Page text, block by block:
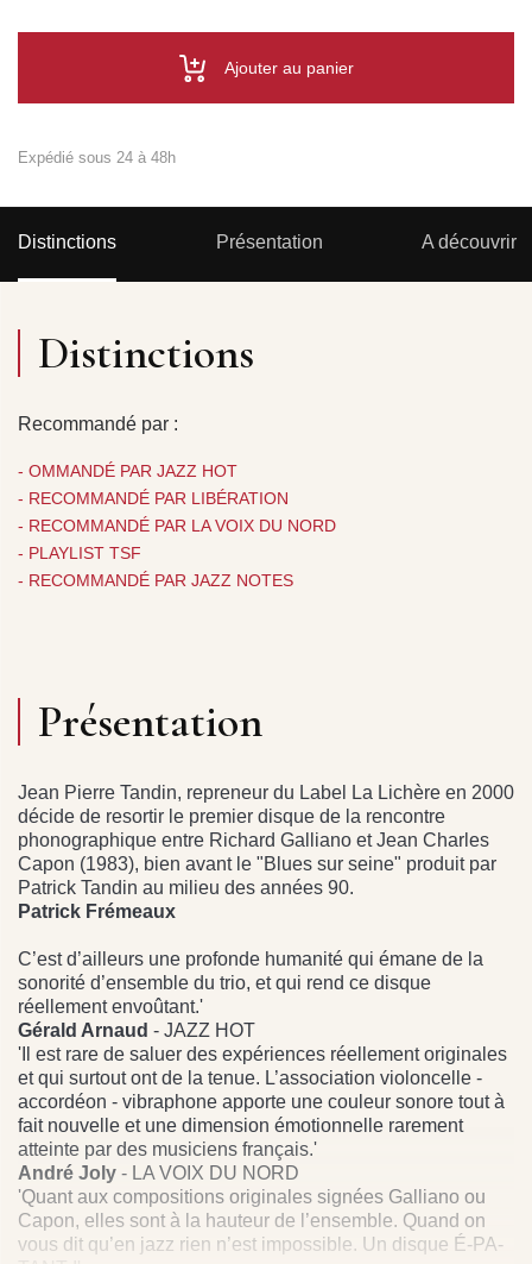
Ajouter au panier
Expédié sous 24 à 48h
Distinctions Présentation A découvrir
Distinctions
Recommandé par :
- OMMANDÉ PAR JAZZ HOT
- RECOMMANDÉ PAR LIBÉRATION
- RECOMMANDÉ PAR LA VOIX DU NORD
- PLAYLIST TSF
- RECOMMANDÉ PAR JAZZ NOTES
Présentation
Jean Pierre Tandin, repreneur du Label La Lichère en 2000
décide de resortir le premier disque de la rencontre
phonographique entre Richard Galliano et Jean Charles
Capon (1983), bien avant le "Blues sur seine" produit par
Patrick Tandin au milieu des années 90.
Patrick Frémeaux
C’est d’ailleurs une profonde humanité qui émane de la
sonorité d’ensemble du trio, et qui rend ce disque
réellement envoûtant.'
Gérald Arnaud - JAZZ HOT
'Il est rare de saluer des expériences réellement originales
et qui surtout ont de la tenue. L’association violoncelle -
accordéon - vibraphone apporte une couleur sonore tout à
fait nouvelle et une dimension émotionnelle rarement
atteinte par des musiciens français.'
André Joly - LA VOIX DU NORD
'Quant aux compositions originales signées Galliano ou
Capon, elles sont à la hauteur de l’ensemble. Quand on
vous dit qu’en jazz rien n’est impossible. Un disque É-PA-